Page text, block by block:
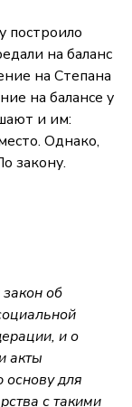
построило
на баланс
на Степана
на балансе у
и им:
Однако,
закону.
об
и о
акты
для
с такими